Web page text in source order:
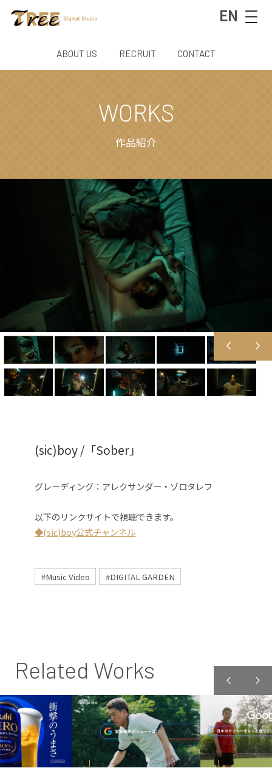
EN
ABOUT US RECRUIT CONTACT
WORKS
作品紹介
(sic)boy /「Sober」
グレーディング：アレクサンダー・ゾロタレフ
以下のリンクサイトで視聴できます。
◆(sic)boy公式チャンネル
#Music Video #DIGITAL GARDEN
Related Works